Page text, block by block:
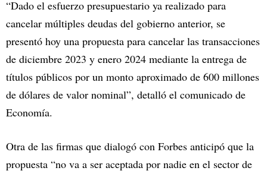
“Dado el esfuerzo presupuestario ya realizado para
cancelar múltiples deudas del gobierno anterior, se
presentó hoy una propuesta para cancelar las transacciones
de diciembre 2023 y enero 2024 mediante la entrega de
títulos públicos por un monto aproximado de 600 millones
de dólares de valor nominal”, detalló el comunicado de
Economía.
Otra de las firmas que dialogó con Forbes anticipó que la
propuesta “no va a ser aceptada por nadie en el sector de